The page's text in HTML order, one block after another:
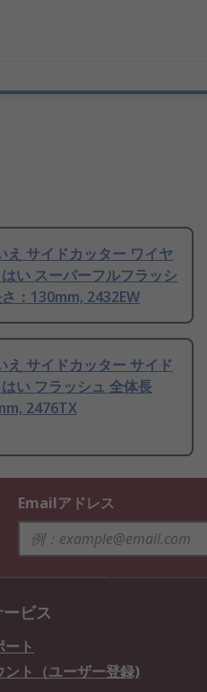
え サイドカッター ワイヤ
い スーパーフルフラッシ
：130mm, 2432EW
え サイドカッター サイド
い フラッシュ 全体長
2476TX
Emailアドレス
ビス
ト
ント（ユーザー登録)